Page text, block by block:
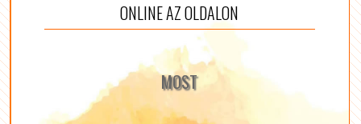
ONLINE AZ OLDALON
MOST